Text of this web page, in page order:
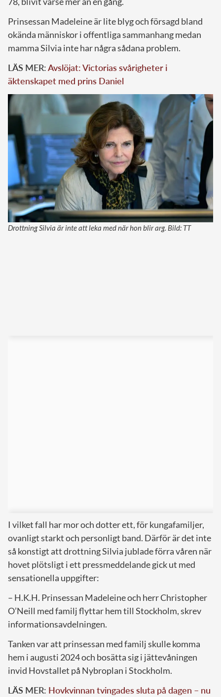
Prinsessan Madeleine är lite blyg och försagd bland
okända människor i offentliga sammanhang medan
mamma Silvia inte har några sådana problem.
LÄS MER:Avslöjat: Victorias svårigheter i
äktenskapet med prins Daniel
Drottning Silvia är inte att leka med när hon blir arg. Bild: TT
I vilket fall har mor och dotter ett, för kungafamiljer,
ovanligt starkt och personligt band. Därför är det inte
så konstigt att drottning Silvia jublade förra våren när
hovet plötsligt i ett pressmeddelande gick ut med
sensationella uppgifter:
– H.K.H. Prinsessan Madeleine och herr Christopher
O’Neill med familj flyttar hem till Stockholm, skrev
informationsavdelningen.
Tanken var att prinsessan med familj skulle komma
hem i augusti 2024 och bosätta sig i jättevåningen
invid Hovstallet på Nybroplan i Stockholm.
LÄS MER: Hovkvinnan tvingades sluta på dagen – nu